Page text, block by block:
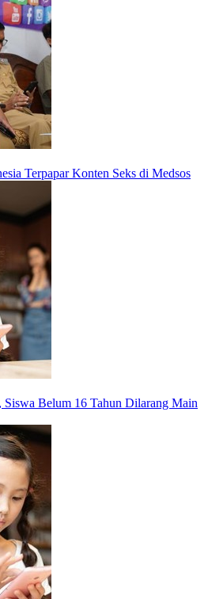
Terpapar Konten Seks di Medsos
Belum 16 Tahun Dilarang Main